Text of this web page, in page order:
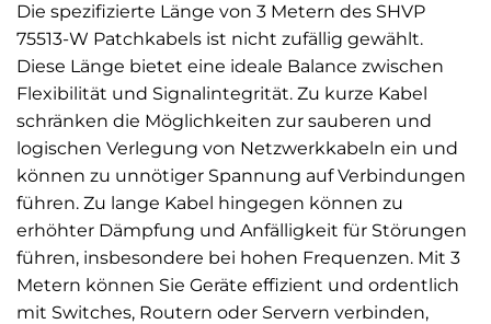
Die spezifizierte Länge von 3 Metern des SHVP
75513-W Patchkabels ist nicht zufällig gewählt.
Diese Länge bietet eine ideale Balance zwischen
Flexibilität und Signalintegrität. Zu kurze Kabel
schränken die Möglichkeiten zur sauberen und
logischen Verlegung von Netzwerkkabeln ein und
können zu unnötiger Spannung auf Verbindungen
führen. Zu lange Kabel hingegen können zu
erhöhter Dämpfung und Anfälligkeit für Störungen
führen, insbesondere bei hohen Frequenzen. Mit 3
Metern können Sie Geräte effizient und ordentlich
mit Switches, Routern oder Servern verbinden,